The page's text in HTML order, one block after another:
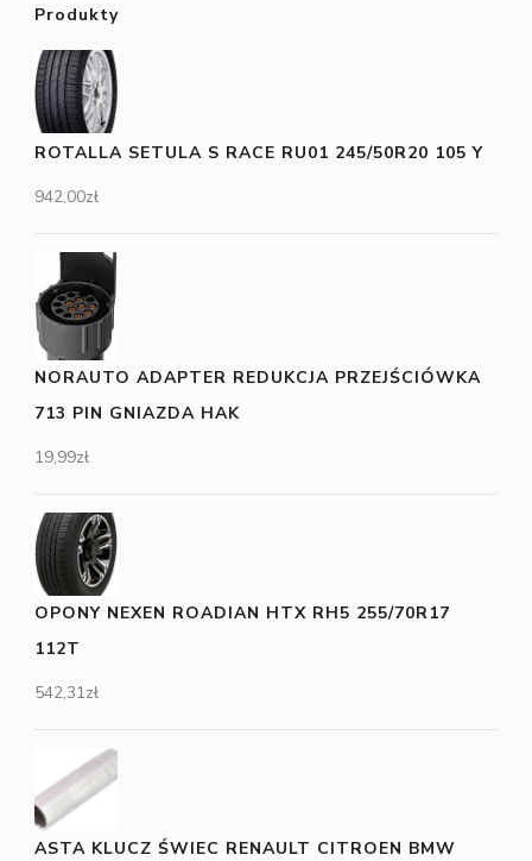
Produkty
ROTALLA SETULA S RACE RU01 245/50R20 105 Y
942,00zł
NORAUTO ADAPTER REDUKCJA PRZEJŚCIÓWKA
713 PIN GNIAZDA HAK
19,99zł
OPONY NEXEN ROADIAN HTX RH5 255/70R17
112T
542,31zł
ASTA KLUCZ ŚWIEC RENAULT CITROEN BMW